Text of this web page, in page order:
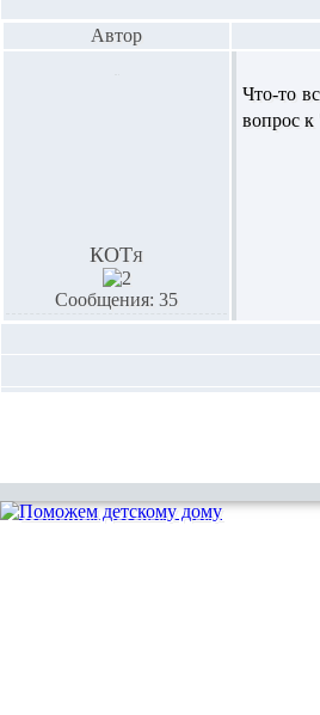
Автор
КОТя
Сообщения: 35
Что-то
вопрос к